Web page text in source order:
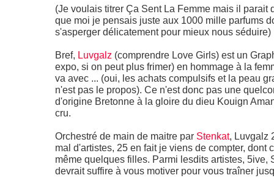
(Je voulais titrer Ça Sent La Femme mais il parait
que moi je pensais juste aux 1000 mille parfums
s'asperger délicatement pour mieux nous séduire)
Bref, Luvgalz (comprendre Love Girls) est un
expo, si on peut plus frimer) en hommage à la
va avec ... (oui, les achats compulsifs et la peau
n'est pas le propos). Ce n'est donc pas une
d'origine Bretonne à la gloire du dieu Kouign
cru.
Orchestré de main de maitre par Stenkat, Luvgalz
mal d'artistes, 25 en fait je viens de compter, dont
même quelques filles. Parmi lesdits artistes, 5ive,
devrait suffire à vous motiver pour vous traîner